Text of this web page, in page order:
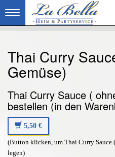
Toggle
navigation
Thai Curry
Gemüse)
Thai Curry Sauce (
bestellen (in den
5,50 €
(Button klicken, um Thai Curry Sauce
legen)